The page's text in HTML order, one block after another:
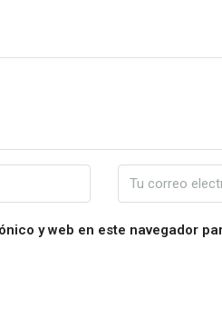
y web en este navegador